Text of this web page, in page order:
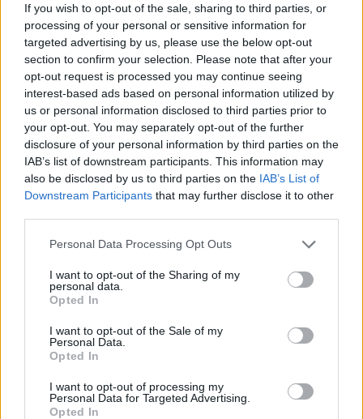
If you wish to opt-out of the sale, sharing to third parties, or
processing of your personal or sensitive information for
targeted advertising by us, please use the below opt-out
section to confirm your selection. Please note that after your
opt-out request is processed you may continue seeing
interest-based ads based on personal information utilized by
us or personal information disclosed to third parties prior to
your opt-out. You may separately opt-out of the further
disclosure of your personal information by third parties on the
IAB’s list of downstream participants. This information may
also be disclosed by us to third parties on the IAB’s List of
Downstream Participants that may further disclose it to other
Please note that this website/app uses one or more Google
not limited to your visit or usage behaviour. You may click to
grant or deny consent to Google and its third-party tags to
use your data for below specified purposes in below Google
consent section.
Personal Data Processing Opt Outs
I want to opt-out of the Sharing of my
personal data.
Opted In
I want to opt-out of the Sale of my
Personal Data.
Opted In
I want to opt-out of processing my
Personal Data for Targeted Advertising.
Opted In
record nelle rinnovabili
Edoardo Vitali · 7 Ago 2026
FINANZA
Analisi dettagliata delle stime finanziarie e dei risultati di Enel
nel 2026
Edoardo Vitali · 6 Ago 2026
QUOTAZIONI CRYPTO